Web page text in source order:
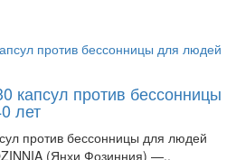
капсул против бессонницы
лет
против бессонницы для людей
(Янхи Фозинния) —..